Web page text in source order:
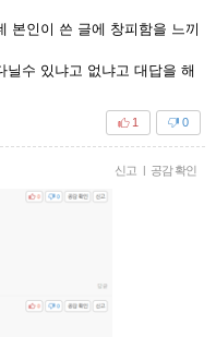
본인이 쓴 글에 창피함을 느끼
닐수 있냐고 없냐고 대답을 해
0
1
신고 | 공감 확인